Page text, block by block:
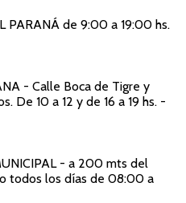
PARANÁ de 9:00 a 19:00 hs.
- Calle Boca de Tigre y
De 10 a 12 y de 16 a 19 hs. -
- a 200 mts del
todos los días de 08:00 a